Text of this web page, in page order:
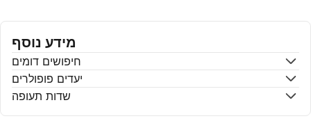
מידע נוסף
חיפושים דומים
יעדים פופולרים
שדות תעופה